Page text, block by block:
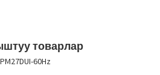
товарлар